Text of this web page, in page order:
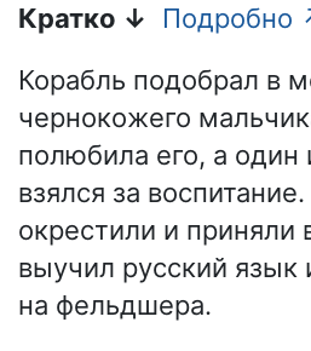
Кратко ↓
Подробно
Корабль подобрал в
чернокожего
полюбила его, а один
взялся за
окрестили и приняли
выучил русский язык
на фельдшера.